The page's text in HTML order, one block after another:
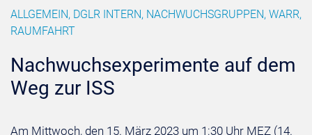
ALLGEMEIN, DGLR INTERN, NACHWUCHSGRUPPEN, WARR,
RAUMFAHRT
Nach­wuchs­ex­pe­ri­men­te auf dem
Weg zur ISS
Am Mittwoch, den 15. März 2023 um 1:30 Uhr MEZ (14.